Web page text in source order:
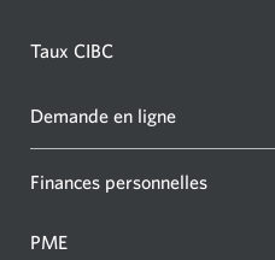
Taux CIBC
Demande en ligne
Finances personnelles
PME